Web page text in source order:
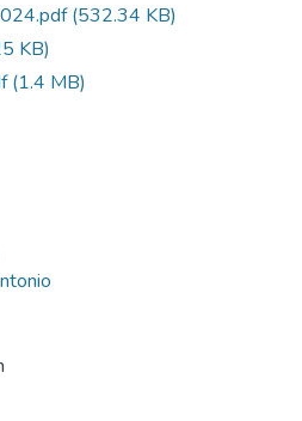
(532.34 KB)
KB)
(1.4 MB)